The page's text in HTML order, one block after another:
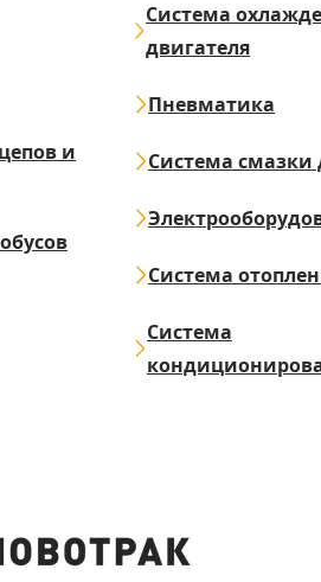
и
Система
двигателя
Пневматика
Система смазки
Система
Система